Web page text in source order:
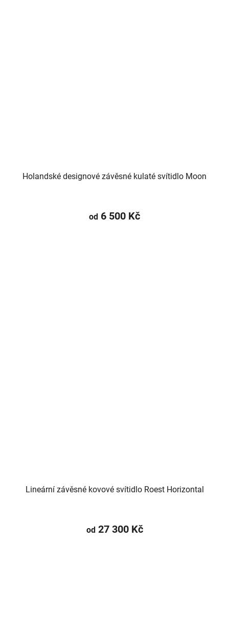
Holandské designové závěsné kulaté svítidlo Moon
od 6 500 Kč
Lineární závěsné kovové svítidlo Roest Horizontal
od27 300 Kč